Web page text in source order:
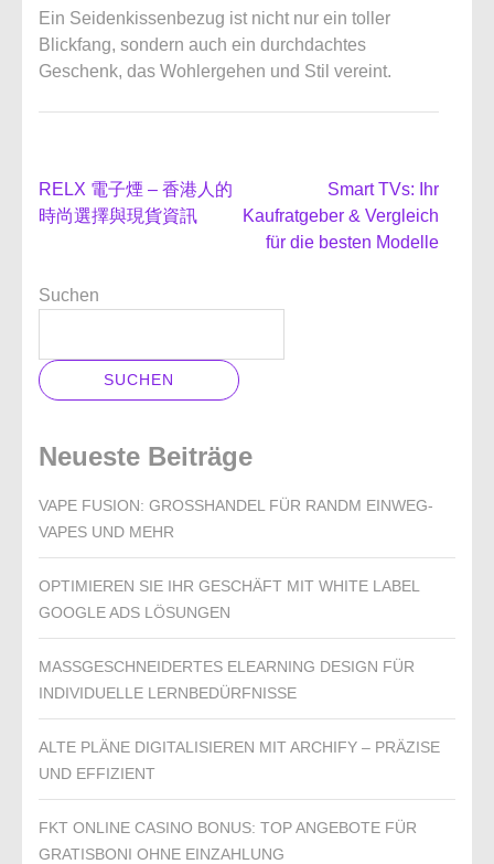
Ein Seidenkissenbezug ist nicht nur ein toller
Blickfang, sondern auch ein durchdachtes
Geschenk, das Wohlergehen und Stil vereint.
Beitragsnavigation
RELX 電子煙 – 香港人的
時尚選擇與現貨資訊
Smart TVs: Ihr
Kaufratgeber & Vergleich
für die besten Modelle
Suchen
SUCHEN
Neueste Beiträge
VAPE FUSION: GROSSHANDEL FÜR RANDM EINWEG-V
APES UND MEHR
OPTIMIEREN SIE IHR GESCHÄFT MIT WHITE LABEL
GOOGLE ADS LÖSUNGEN
MASSGESCHNEIDERTES ELEARNING DESIGN FÜR I
NDIVIDUELLE LERNBEDÜRFNISSE
ALTE PLÄNE DIGITALISIEREN MIT ARCHIFY – PRÄZISE
UND EFFIZIENT
FKT ONLINE CASINO BONUS: TOP ANGEBOTE FÜR
GRATISBONI OHNE EINZAHLUNG